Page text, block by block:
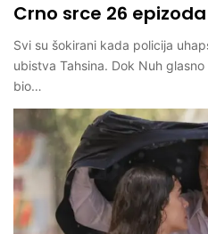
Crno srce 26 epizoda
Svi su šokirani kada policija
ubistva Tahsina. Dok Nuh
bio…